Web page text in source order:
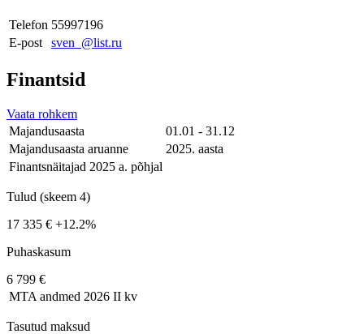
Telefon 55997196
E-post
sven_@list.ru
Finantsid
Vaata rohkem
Majandusaasta
01.01 - 31.12
Majandusaasta aruanne
2025. aasta
Finantsnäitajad 2025 a. põhjal
Tulud (skeem 4)
17 335 € +12.2%
Puhaskasum
6 799 €
MTA andmed 2026 II kv
Tasutud maksud